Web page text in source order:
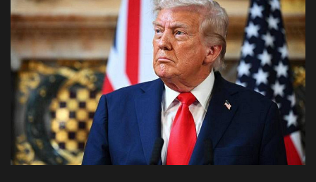
Միացյալ Նահանգներում, դա կարող է
հանգեցնել հետագայում ԱՄՆ մուտքի
մշտական արգելքի․ դեսպանություն
06 Օգոստոս, 2026 10:27
Մկրտության արարողությունից հետո
Արտաշատում 14 մարդ թունավորման
ախտանիշներով դիմել է ԲԿ. ՀՎԿԱԿ
02 Օգոստոս, 2026 15:06